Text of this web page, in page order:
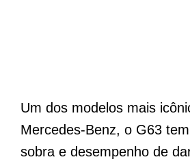
Um dos modelos mais
Mercedes-Benz, o G63
sobra e desempenho de